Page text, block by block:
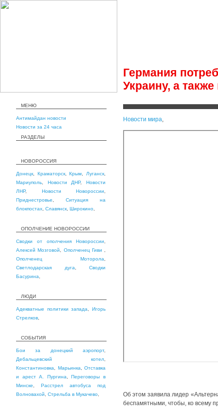
Германия
Украину, а
МЕНЮ
Антимайдан новости
Новости за 24 часа
РАЗДЕЛЫ
НОВОРОССИЯ
Донецк Краматорск,Крым Луганск
Мариуполь
Новости ДНР,Новости
ЛНР, Новости Новороссии
Приднестровье
Ситуация на
блокпостах Славянск Широкино
ОПОЛЧЕНИЕ НОВОРОССИИ
Сводки от ополчения Новороссии
Алексей Мозговой
Ополченец Гиви
Ополченец Моторола
Светлодарская дуга
Сводки
Басурина
ЛЮДИ
Адекватные политики запада ,Игорь
Стрелков
СОБЫТИЯ
Бои за донецкий аэропорт,
Дебальцевский котел
Константиновка
Марьинка
Отставка
и арест А. Пургина ,Переговоры в
Минске
Расстрел автобуса под
Волновахой
Стрельба в Мукачево
Новости мира,
Об этом заявила лидер
беспамятными, чтобы, ко всему